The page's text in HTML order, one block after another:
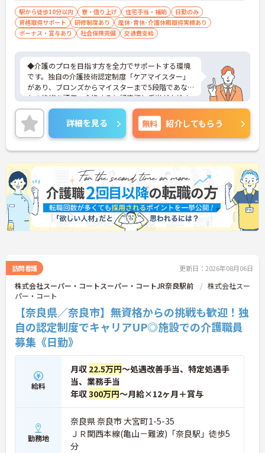
駅から徒歩10分以内 寮・借り上げ 住宅手当・補助
日勤のみ
資格取得サポート
研修制度あり
産休･育休･介護休暇取得実績あり
ボーナス・賞与あり
社会保険完備 交通費支給
◆介護のプロを目指す方を全力でサポートする環境
です。独自の介護技術認定制度「ケアマイスター」
があり、ブロンズからマイスターまで5段階であな
たの技術を評価。合格すると認定証と手当が支給さ
れます。
◆スタッフ同士の繋がりを大切にするため「サンク
スバッジ」という素敵な制度を導入しています。ス
マホやパソコンから、部署や施設を超えた仲間に
「ありがとう」のバッジを送り合う仕組みで、毎月
1万5000以上もの感謝が行き交っています！どんな
些細なことでも感謝を伝え合い、認め合えるため、
風通しが良くとてもあたたかい雰囲気の職場です。
また、「もっとこうしたら良くなるかも！」という
現場の小さなアイデアを大切にしており、入社1日
目から誰でもいくつでも提案できる「フジキャタ提
案」制度があり、毎月役員がすべての提案に目を通
詳細を見る 無料 紹介してもらう
訪問看護 更新日：2026年08月06日
株式会社スーパー・コートスーパー・コートJR奈良駅前
株式会社スー
パー・コート
【奈良県／奈良市】無資格からの挑戦も歓迎！独
自の認定制度でキャリアUP◎施設での介護職員
募集《日勤》
給料
月収 22.5万円～処遇改善手当、特定処遇手
当、業務手当
年収300万円～月給×12ヶ月＋賞与
勤務地
奈良県 奈良市 大宮町1-5-35
ＪＲ関西本線(亀山－難波)「奈良駅」徒歩5
分